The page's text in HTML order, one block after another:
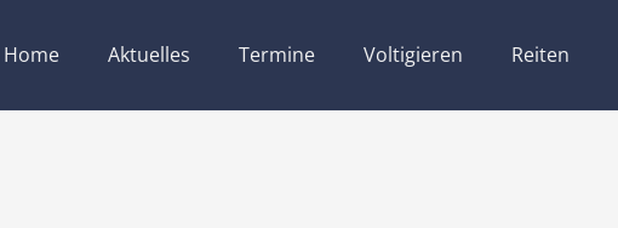
Home Aktuelles Termine Voltigieren Reiten